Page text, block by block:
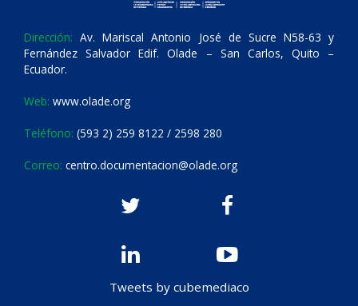
Dirección: Av. Mariscal Antonio José de Sucre N58-63 y
Fernández Salvador Edif. Olade – San Carlos, Quito –
Ecuador.
Web: www.olade.org
Teléfono: (593 2) 259 8122 / 2598 280
Correo: centro.documentacion@olade.org
Tweets by cubemediaco